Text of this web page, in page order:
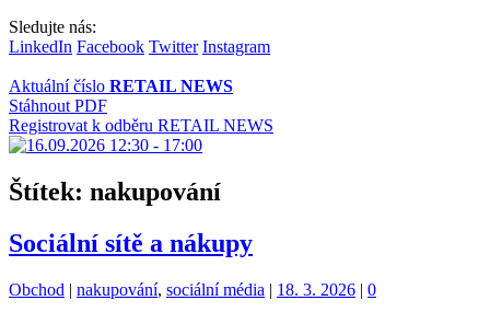
Sledujte nás:
LinkedIn Facebook Twitter Instagram
Aktuální číslo RETAIL NEWS
Stáhnout PDF
Registrovat k odběru RETAIL NEWS
Štítek: nakupování
Sociální sítě a nákupy
Kategorie:
Obchod | Štítky:
nakupování, sociální média | 18. 3. 2026 | 0